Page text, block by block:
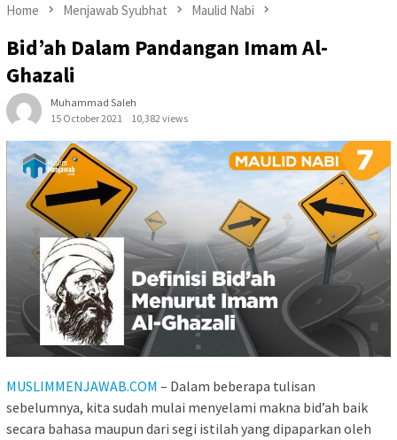
Home Menjawab Syubhat Maulid Nabi
Bid’ah Dalam Pandangan Imam Al-
Ghazali
Muhammad Saleh
15 October 2021
10,382 views
MUSLIMMENJAWAB.COM – Dalam beberapa tulisan
sebelumnya, kita sudah mulai menyelami makna bid’ah baik
secara bahasa maupun dari segi istilah yang dipaparkan oleh